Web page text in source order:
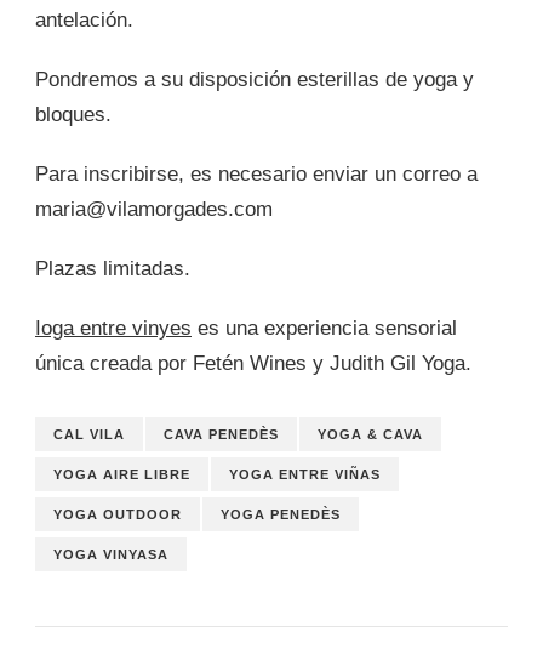
antelación.
Pondremos a su disposición esterillas de yoga y
bloques.
Para inscribirse, es necesario enviar un correo a
maria@vilamorgades.com
Plazas limitadas.
Ioga entre vinyes es una experiencia sensorial
única creada por Fetén Wines y Judith Gil Yoga.
CAL VILA CAVA PENEDÈS YOGA & CAVA
YOGA AIRE LIBRE YOGA ENTRE VIÑAS
YOGA OUTDOOR YOGA PENEDÈS
YOGA VINYASA